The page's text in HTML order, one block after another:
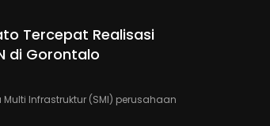
Tercepat Realisasi
di Gorontalo
Multi Infrastruktur (SMI) perusahaan